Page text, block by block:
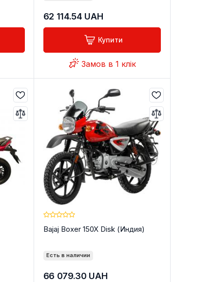
62 114.54 UAH
Купити
Замов в 1 клік
Bajaj Boxer 150X Disk (Индия)
Есть в наличии
66 079.30 UAH